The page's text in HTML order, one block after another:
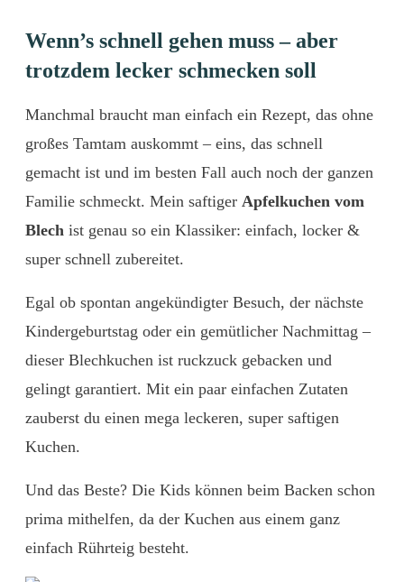
Wenn’s schnell gehen muss – aber
trotzdem lecker schmecken soll
Manchmal braucht man einfach ein Rezept, das ohne
großes Tamtam auskommt – eins, das schnell
gemacht ist und im besten Fall auch noch der ganzen
Familie schmeckt. Mein saftiger Apfelkuchen vom
Blech ist genau so ein Klassiker: einfach, locker &
super schnell zubereitet.
Egal ob spontan angekündigter Besuch, der nächste
Kindergeburtstag oder ein gemütlicher Nachmittag –
dieser Blechkuchen ist ruckzuck gebacken und
gelingt garantiert. Mit ein paar einfachen Zutaten
zauberst du einen mega leckeren, super saftigen
Kuchen.
Und das Beste? Die Kids können beim Backen schon
prima mithelfen, da der Kuchen aus einem ganz
einfach Rührteig besteht.